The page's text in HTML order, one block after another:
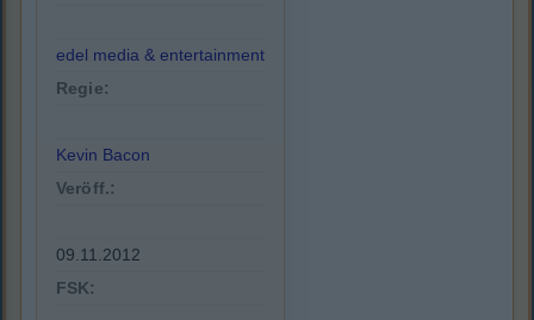
edel media & entertainment
Regie:
Kevin Bacon
Veröff.:
09.11.2012
FSK: